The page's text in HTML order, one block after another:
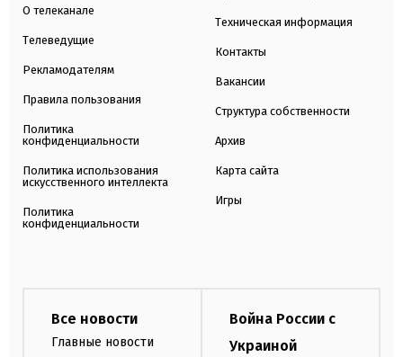
О телеканале
Телеведущие
Рекламодателям
Правила пользования
Политика
конфиденциальности
Политика использования
искусственного интеллекта
Политика
конфиденциальности
Техническая информация
Контакты
Вакансии
Структура собственности
Архив
Карта сайта
Игры
Все новости
Главные новости
Война России с
Украиной